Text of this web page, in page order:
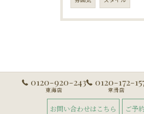
0120-920-243
東海店
0120-172-
常滑店
お問い合わせはこちら ご予